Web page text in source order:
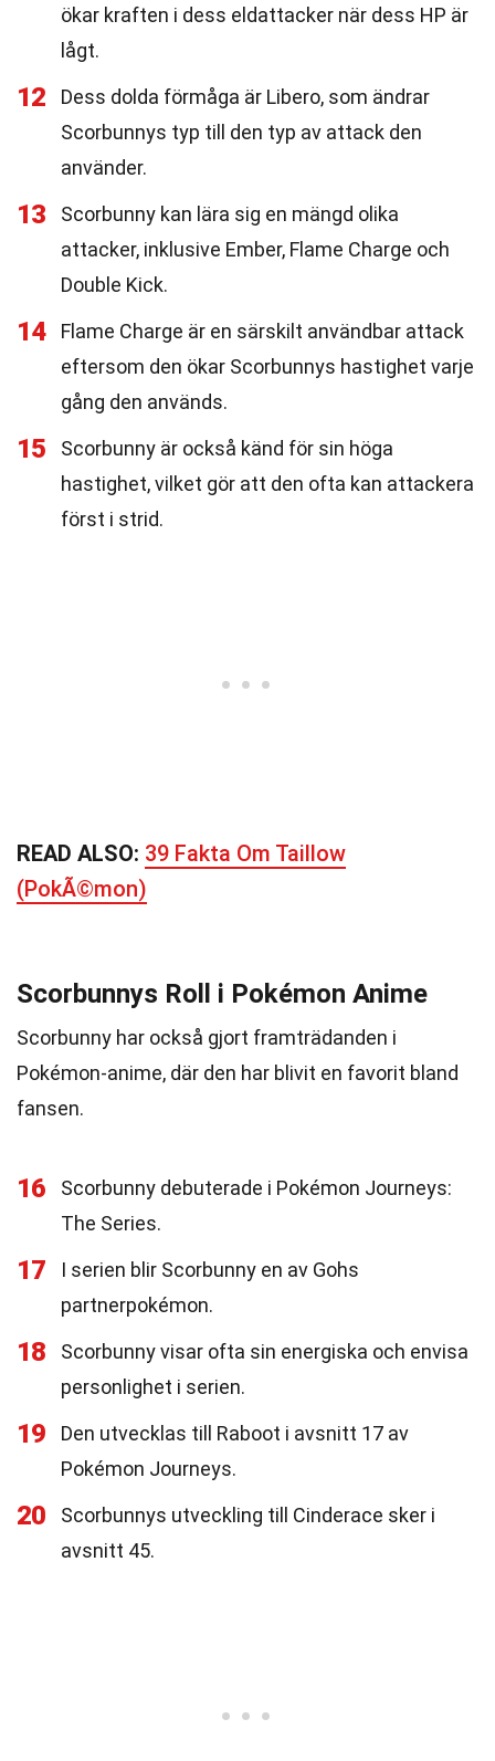
ökar kraften i dess eldattacker när dess HP är
lågt.
12
Dess dolda förmåga är Libero, som ändrar
Scorbunnys typ till den typ av attack den
använder.
13
Scorbunny kan lära sig en mängd olika
attacker, inklusive Ember, Flame Charge och
Double Kick.
14
Flame Charge är en särskilt användbar attack
eftersom den ökar Scorbunnys hastighet varje
gång den används.
15
Scorbunny är också känd för sin höga
hastighet, vilket gör att den ofta kan attackera
först i strid.
READ ALSO: 39 Fakta Om Taillow
(PokÃ©mon)
Scorbunnys Roll i Pokémon Anime
Scorbunny har också gjort framträdanden i
Pokémon-anime, där den har blivit en favorit bland
fansen.
16
Scorbunny debuterade i Pokémon Journeys:
The Series.
17
I serien blir Scorbunny en av Gohs
partnerpokémon.
18
Scorbunny visar ofta sin energiska och envisa
personlighet i serien.
19
Den utvecklas till Raboot i avsnitt 17 av
Pokémon Journeys.
20
Scorbunnys utveckling till Cinderace sker i
avsnitt 45.